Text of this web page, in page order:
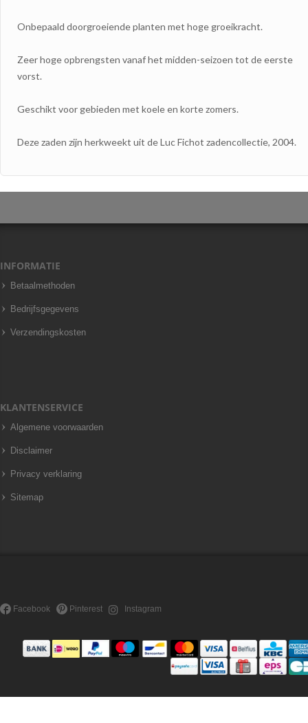
Onbepaald doorgroeiende planten met hoge groeikracht.
Zeer hoge opbrengsten vanaf het midden-seizoen tot de eerste
vorst.
Geschikt voor gebieden met koele en korte zomers.
Deze zaden zijn herkweekt uit de Luc Fichot zadencollectie, 2004.
INFORMATIE
Betaalmethoden
Bedrijfsgegevens
Verzendingskosten
KLANTENSERVICE
Algemene voorwaarden
Disclaimer
Privacy verklaring
Sitemap
Facebook Pinterest Instagram